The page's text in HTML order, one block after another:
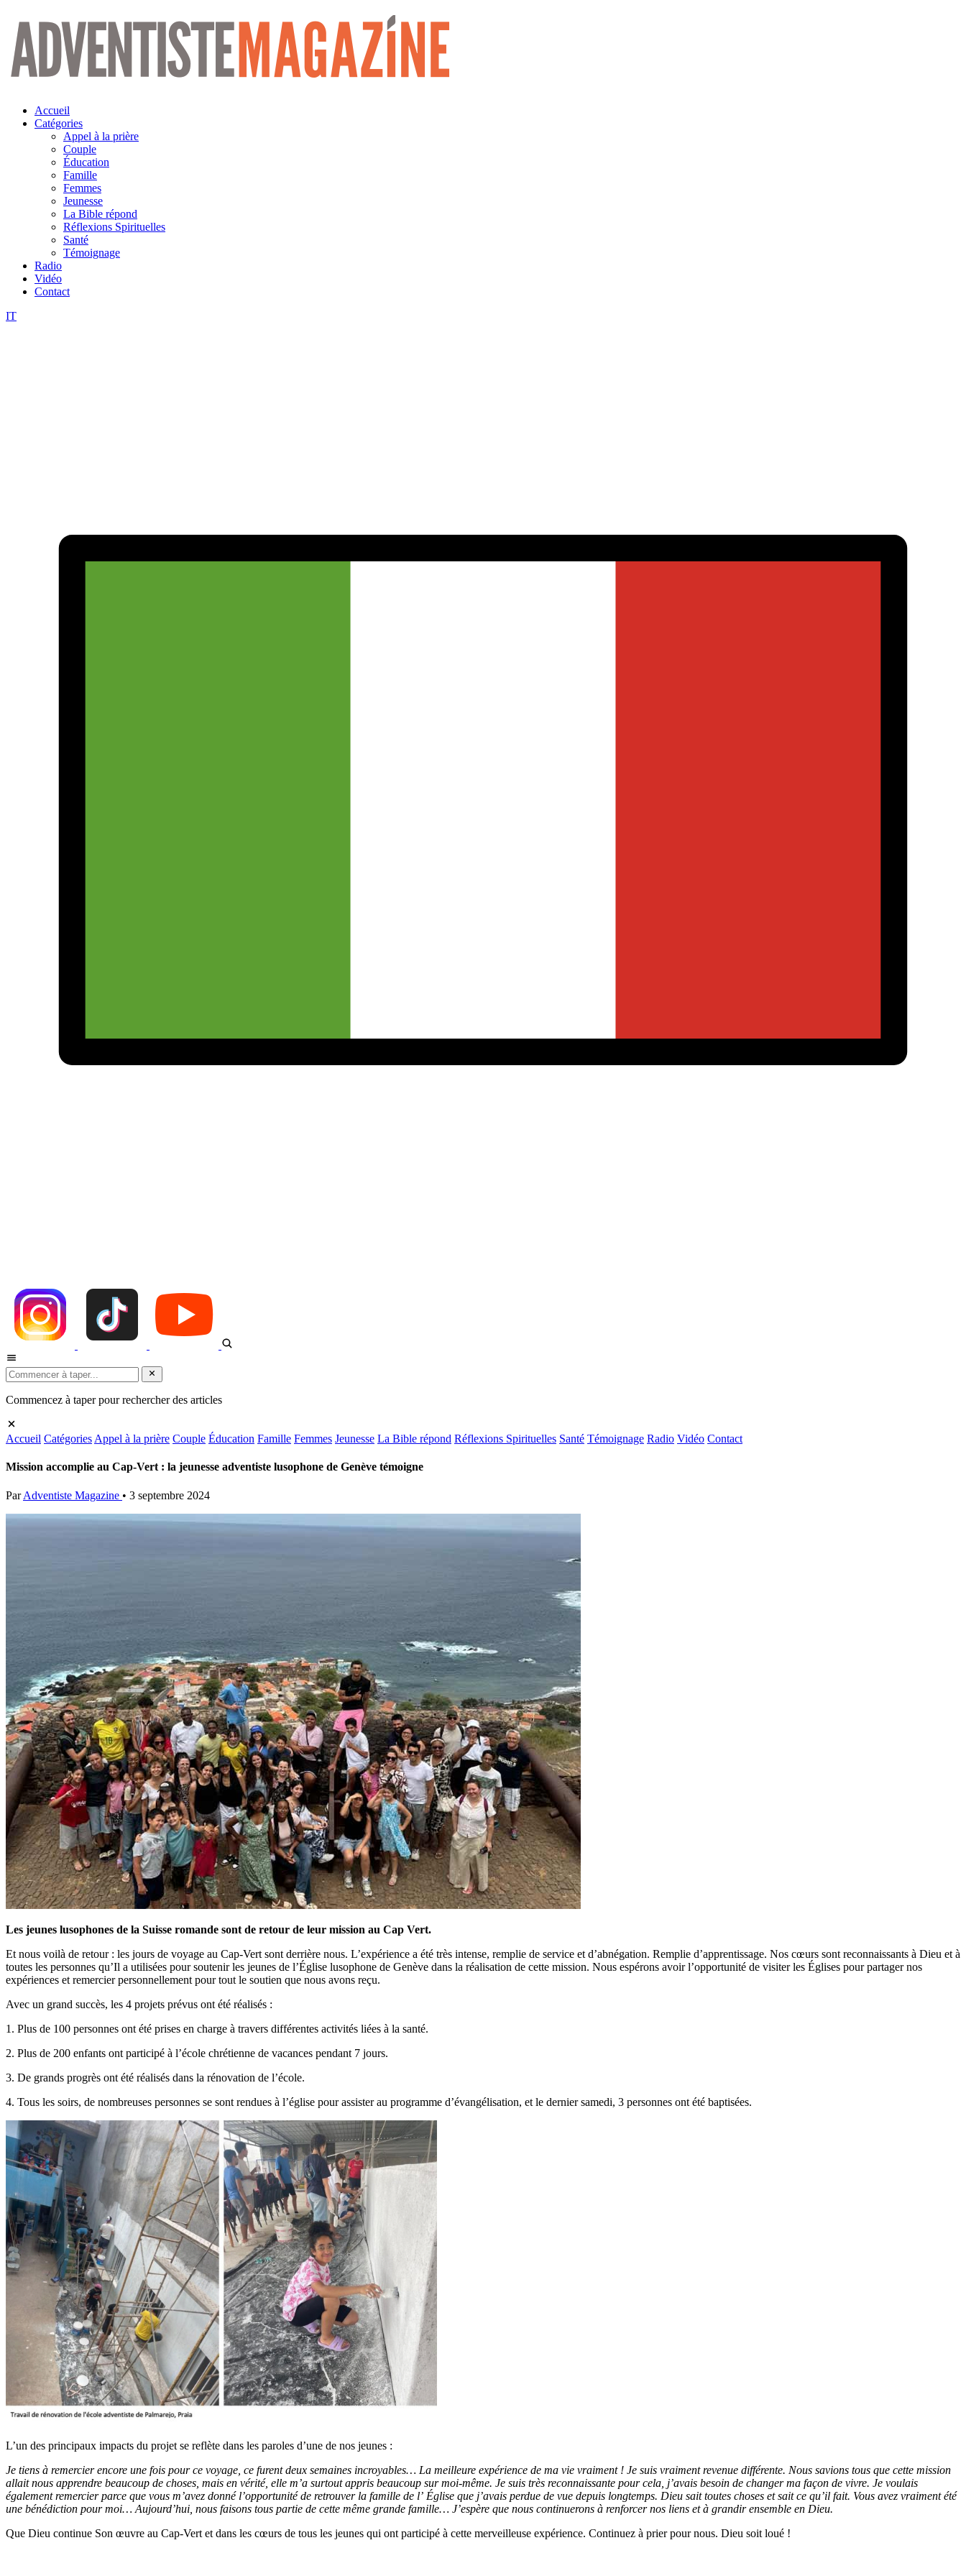
Aller
contenu
Accueil
Catégories
Appel à la prière
Couple
Éducation
Famille
Femmes
Jeunesse
La Bible répond
Réflexions Spirituelles
Santé
Témoignage
Radio
Vidéo
Contact
IT
Commencez à taper pour rechercher des articles
Accueil Catégories Appel à la prière Couple Éducation Famille Femmes Jeunesse La Bible répond Réflexions Spirituelles Santé Témoignage Radio Vidéo Contact
Mission accomplie au Cap-Vert : la jeunesse adventiste lusophone de Genève témoigne
Par Adventiste Magazine • 3 septembre 2024
Les jeunes lusophones de la Suisse romande sont de retour de leur mission au Cap Vert.
Et nous voilà de retour : les jours de voyage au Cap-Vert sont derrière nous. L’expérience a été très intense, remplie de service et d’abnégation. Remplie d’apprentissage. Nos cœurs sont reconnaissants à Dieu et à
toutes les personnes qu’Il a utilisées pour soutenir les jeunes de l’Église lusophone de Genève dans la réalisation de cette mission. Nous espérons avoir l’opportunité de visiter les Églises pour partager nos
expériences et remercier personnellement pour tout le soutien que nous avons reçu.
Avec un grand succès, les 4 projets prévus ont été réalisés :
1. Plus de 100 personnes ont été prises en charge à travers différentes activités liées à la santé.
2. Plus de 200 enfants ont participé à l’école chrétienne de vacances pendant 7 jours.
3. De grands progrès ont été réalisés dans la rénovation de l’école.
4. Tous les soirs, de nombreuses personnes se sont rendues à l’église pour assister au programme d’évangélisation, et le dernier samedi, 3 personnes ont été baptisées.
L’un des principaux impacts du projet se reflète dans les paroles d’une de nos jeunes :
Je tiens à remercier encore une fois pour ce voyage, ce furent deux semaines incroyables… La meilleure expérience de ma vie vraiment ! Je suis vraiment revenue différente. Nous savions tous que cette mission
allait nous apprendre beaucoup de choses, mais en vérité, elle m’a surtout appris beaucoup sur moi-même. Je suis très reconnaissante pour cela, j’avais besoin de changer ma façon de vivre. Je voulais
également remercier parce que vous m’avez donné l’opportunité de retrouver la famille de l’ Église que j’avais perdue de vue depuis longtemps. Dieu sait toutes choses et sait ce qu’il fait. Vous avez vraiment été
une bénédiction pour moi… Aujourd’hui, nous faisons tous partie de cette même grande famille… J’espère que nous continuerons à renforcer nos liens et à grandir ensemble en Dieu.
Que Dieu continue Son œuvre au Cap-Vert et dans les cœurs de tous les jeunes qui ont participé à cette merveilleuse expérience. Continuez à prier pour nous. Dieu soit loué !